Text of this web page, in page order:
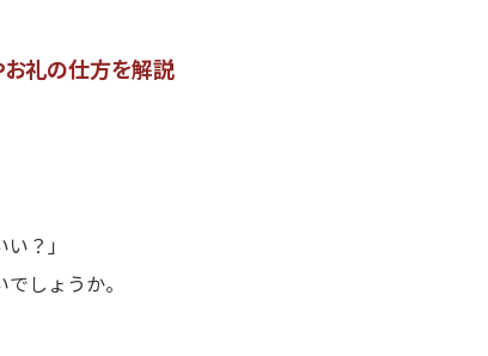
お礼の仕方を解説
？」
しょうか。